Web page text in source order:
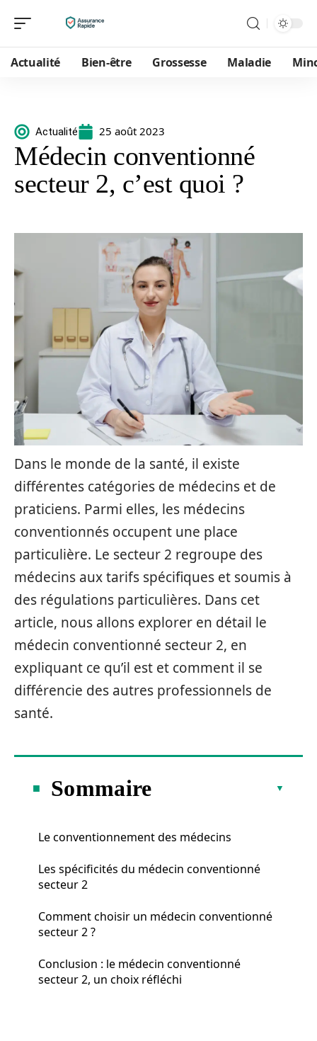
Actualité Bien-être Grossesse Maladie
Actualité 25 août 2023
Médecin conventionné
secteur 2, c’est quoi ?
Dans le monde de la santé, il existe
différentes catégories de médecins et de
praticiens. Parmi elles, les médecins
conventionnés occupent une place
particulière. Le secteur 2 regroupe des
médecins aux tarifs spécifiques et soumis à
des régulations particulières. Dans cet
article, nous allons explorer en détail le
médecin conventionné secteur 2, en
expliquant ce qu’il est et comment il se
différencie des autres professionnels de
santé.
Sommaire
Le conventionnement des médecins
Les spécificités du médecin conventionné
secteur 2
Comment choisir un médecin conventionné
secteur 2 ?
Conclusion : le médecin conventionné
secteur 2, un choix réfléchi